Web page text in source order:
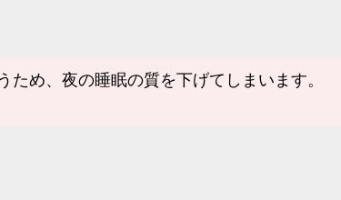
め、夜の睡眠の質を下げてしまいます。